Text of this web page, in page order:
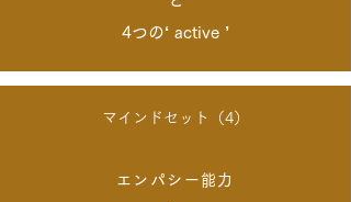
4つの‘ active ’
マインドセット（4）
エンパシー能力